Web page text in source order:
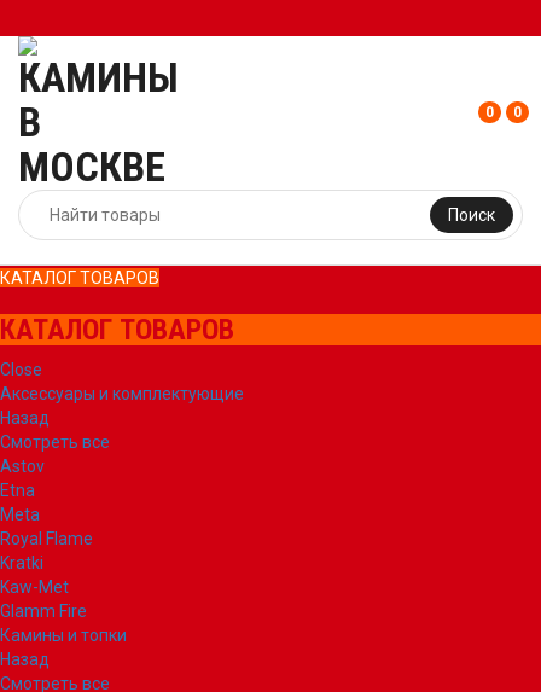
Поиск
0 0
КАТАЛОГ ТОВАРОВ
КАТАЛОГ ТОВАРОВ
Close
Аксессуары и комплектующие
Назад
Смотреть все
Astov
Etna
Meta
Royal Flame
Kratki
Kaw-Met
Glamm Fire
Камины и топки
Назад
Смотреть все